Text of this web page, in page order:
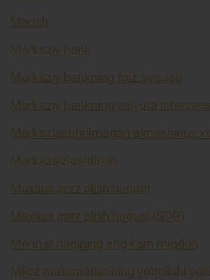
Maosh
Markaziy bank
Markaziy bankning foiz siyosati
Markaziy bankning valyuta
Markazlashtirilmagan almashinuv
Markazsizlashtirish
Maxsus qarz olish huquqi
Maxsus qarz olish huquqi (SDR)
Mehnat haqining eng kam miqdori
Mijoz ma'lumotlarining yo'qolishi